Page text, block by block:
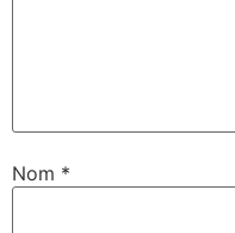
Nom *